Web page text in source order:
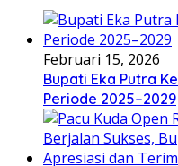
Februari 15, 2026
Bupati Eka Putra
Periode 2025–2029